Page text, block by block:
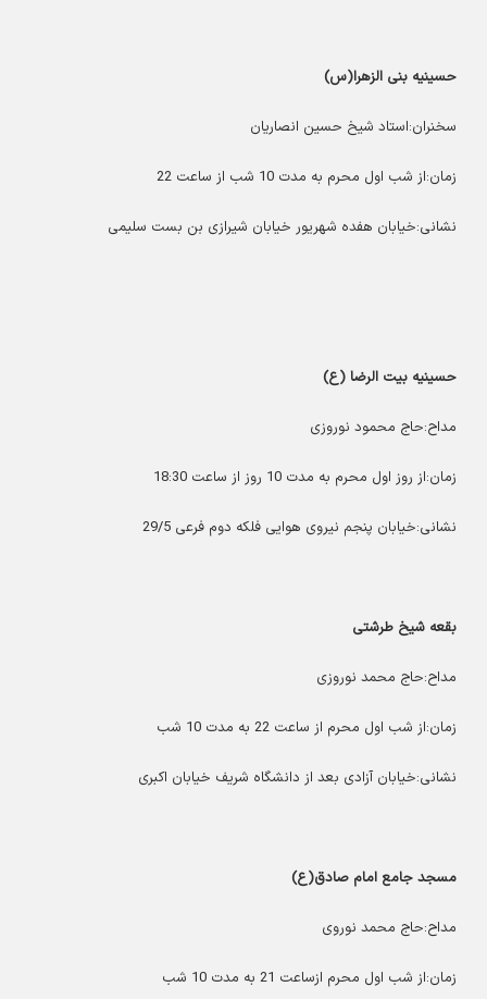
حسینیه بنی الزهرا(س)
سخنران:استاد شیخ حسین انصاریان
زمان:از شب اول محرم به مدت 10 شب از ساعت 22
نشانی:خیابان هفده شهریور خیابان شیرازی بن بست سلیمی
حسینیه بیت الرضا (ع)
مداح:حاج محمود نوروزی
زمان:از روز اول محرم به مدت 10 روز از ساعت 18:30
نشانی:خیابان پنجم نیروی هوایی فلکه دوم فرعی 29/5
بقعه شیخ طرشتی
مداح:حاج محمد نوروزی
زمان:از شب اول محرم از ساعت 22 به مدت 10 شب
نشانی:خیابان آزادی بعد از دانشگاه شریف خیابان اکبری
مسجد جامع امام صادق(ع)
مداح:حاج محمد نوروی
زمان:از شب اول محرم ازساعت 21 به مدت 10 شب